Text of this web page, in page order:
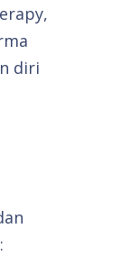
diri